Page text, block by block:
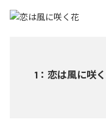
1 ： 恋は風に咲